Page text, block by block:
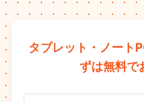
タブレット・ノート
ずは無料で